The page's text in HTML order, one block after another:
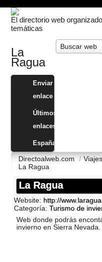
El directorio web
temáticas
Buscar web
La
Ragua
Enviar
enlace
Últimos
enlaces
España
Directoalweb.com /
La Ragua
La Ragua
Website: http://
Categoría:Turismo de
Web donde podrás
invierno en Sierra Nevada.